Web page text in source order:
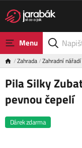
Menu
Zahrada Zahradní nářadí
Pila Silky
pevnou čepelí
Dárek zdarma